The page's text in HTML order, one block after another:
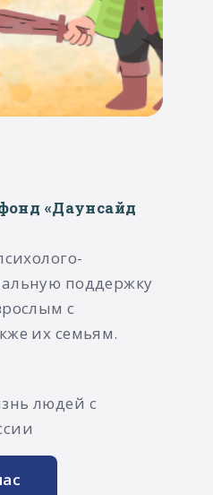
«Даунсайд
поддержку
с
их семьям.​
людей с